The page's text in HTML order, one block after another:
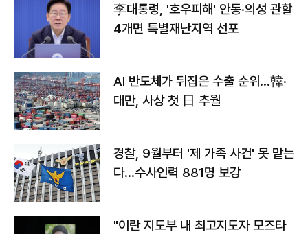
李대통령, '호우피해' 안동·의성 관할
4개면 특별재난지역 선포
AI 반도체가 뒤집은 수출 순위…韓·
대만, 사상 첫 日 추월
경찰, 9월부터 '제 가족 사건' 못 맡는
다…수사인력 881명 보강
"이란 지도부 내 최고지도자 모즈타